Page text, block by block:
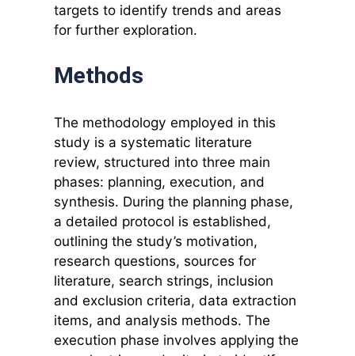
targets to identify trends and areas
for further exploration.
Methods
The methodology employed in this
study is a systematic literature
review, structured into three main
phases: planning, execution, and
synthesis. During the planning phase,
a detailed protocol is established,
outlining the study’s motivation,
research questions, sources for
literature, search strings, inclusion
and exclusion criteria, data extraction
items, and analysis methods. The
execution phase involves applying the